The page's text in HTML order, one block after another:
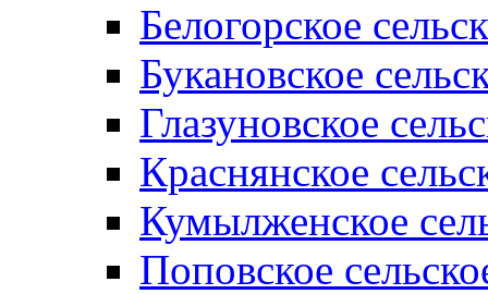
Белогорское
Букановское
Глазуновское
Краснянское
Кумылженское
Поповское